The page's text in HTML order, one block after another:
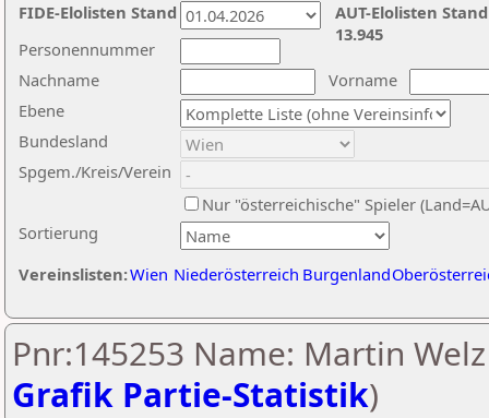
Nachname
Vorname
Ebene
Sortierung
Personennummer
Bundesland
Spgem./Kreis/Verein
Nur "österreichische" Spieler
Vereinslisten:Wien Niederösterreich Burgenland
AUT-Elolisten
13.945
FIDE-Elolisten Stand
Pnr:145253 Name: Martin
Grafik Partie-Statistik)